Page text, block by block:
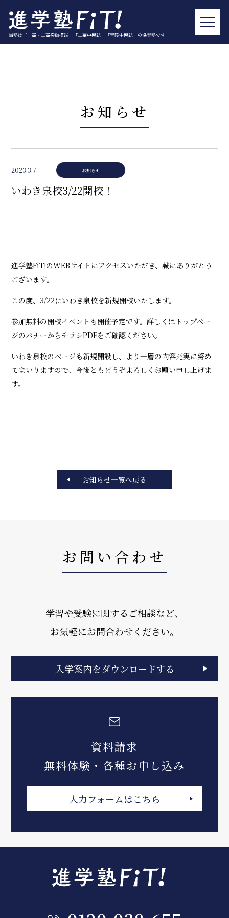
当塾は「一高・二高突破模試」「二華中模試」「青陵中模試」の協賛塾です。
お知らせ
2023.3.7 お知らせ
いわき泉校3/22開校！
進学塾FiT!のWEBサイトにアクセスいただき、誠にありがとう
ございます。
この度、3/22にいわき泉校を新規開校いたします。
参加無料の開校イベントも開催予定です。詳しくはトップペー
ジのバナーからチラシPDFをご確認ください。
いわき泉校のページも新規開設し、より一層の内容充実に努め
てまいりますので、今後ともどうぞよろしくお願い申し上げま
す。
お知らせ一覧へ戻る
お問い合わせ
学習や受験に関するご相談など、
お気軽にお問合わせください。
入学案内をダウンロードする
資料請求
無料体験・各種お申し込み
入力フォームはこちら